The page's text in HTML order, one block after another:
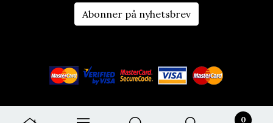
0
Abonner på nyhetsbrev